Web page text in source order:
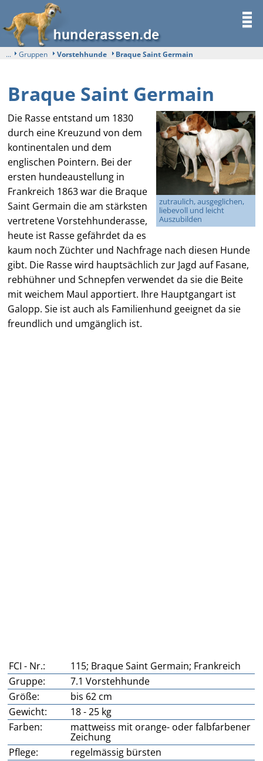
... Gruppen Vorstehhunde Braque Saint Germain
Braque Saint Germain
zutraulich, ausgeglichen,
liebevoll und leicht
Auszubilden
Die Rasse entstand um 1830
durch eine Kreuzund von dem
kontinentalen und dem
englischen Pointern. Bei der
ersten hundeaustellung in
Frankreich 1863 war die Braque
Saint Germain die am stärksten
vertretene Vorstehhunderasse,
heute ist Rasse gefährdet da es
kaum noch Züchter und Nachfrage nach diesen Hunde
gibt. Die Rasse wird hauptsächlich zur Jagd auf Fasane,
rebhühner und Schnepfen verwendet da sie die Beite
mit weichem Maul apportiert. Ihre Hauptgangart ist
Galopp. Sie ist auch als Familienhund geeignet da sie
freundlich und umgänglich ist.
FCI - Nr.:
115; Braque Saint Germain; Frankreich
Gruppe:
7.1 Vorstehhunde
Größe:
bis 62 cm
Gewicht:
18 - 25 kg
Farben:
mattweiss mit orange- oder falbfarbener
Zeichung
Pflege:
regelmässig bürsten